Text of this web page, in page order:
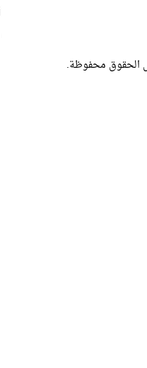
الحقوق محفوظة.